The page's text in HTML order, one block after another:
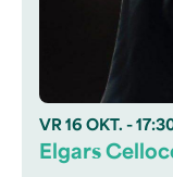
VR 16 OKT. -
Elgars